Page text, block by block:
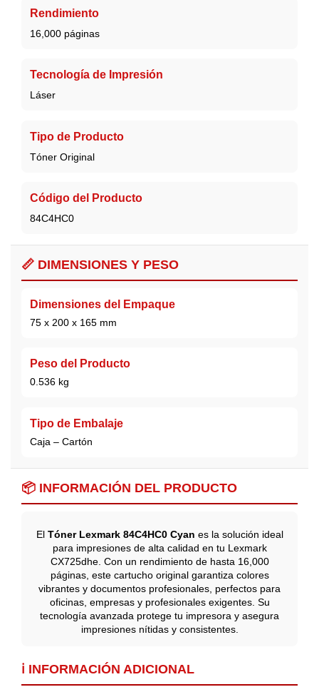
Rendimiento
16,000 páginas
Tecnología de Impresión
Láser
Tipo de Producto
Tóner Original
Código del Producto
84C4HC0
📏 DIMENSIONES Y PESO
Dimensiones del Empaque
75 x 200 x 165 mm
Peso del Producto
0.536 kg
Tipo de Embalaje
Caja – Cartón
📦 INFORMACIÓN DEL PRODUCTO
El Tóner Lexmark 84C4HC0 Cyan es la solución ideal
para impresiones de alta calidad en tu Lexmark
CX725dhe. Con un rendimiento de hasta 16,000
páginas, este cartucho original garantiza colores
vibrantes y documentos profesionales, perfectos para
oficinas, empresas y profesionales exigentes. Su
tecnología avanzada protege tu impresora y asegura
impresiones nítidas y consistentes.
ℹ️ INFORMACIÓN ADICIONAL